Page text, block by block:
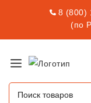
8 (800)
(по